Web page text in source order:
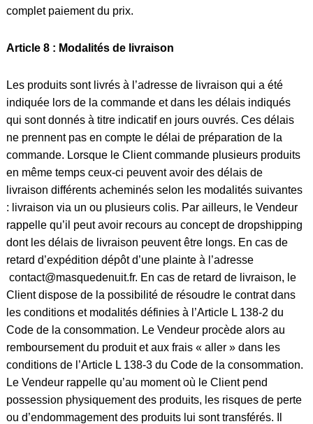
complet paiement du prix.
Article 8 : Modalités de livraison
Les produits sont livrés à l’adresse de livraison qui a été
indiquée lors de la commande et dans les délais indiqués
qui sont donnés à titre indicatif en jours ouvrés. Ces délais
ne prennent pas en compte le délai de préparation de la
commande. Lorsque le Client commande plusieurs produits
en même temps ceux-ci peuvent avoir des délais de
livraison différents acheminés selon les modalités suivantes
: livraison via un ou plusieurs colis. Par ailleurs, le Vendeur
rappelle qu’il peut avoir recours au concept de dropshipping
dont les délais de livraison peuvent être longs. En cas de
retard d’expédition dépôt d’une plainte à l’adresse
contact@masquedenuit.fr. En cas de retard de livraison, le
Client dispose de la possibilité de résoudre le contrat dans
les conditions et modalités définies à l’Article L 138-2 du
Code de la consommation. Le Vendeur procède alors au
remboursement du produit et aux frais « aller » dans les
conditions de l’Article L 138-3 du Code de la consommation.
Le Vendeur rappelle qu’au moment où le Client pend
possession physiquement des produits, les risques de perte
ou d’endommagement des produits lui sont transférés. Il